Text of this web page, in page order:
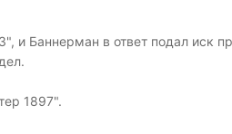
и Баннерман в ответ подал иск
1897".